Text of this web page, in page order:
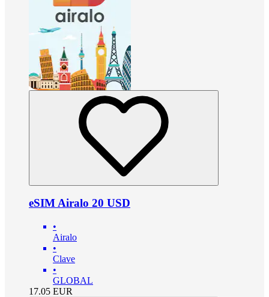
eSIM Airalo 20 USD
•
Airalo
•
Clave
•
GLOBAL
17.05 EUR